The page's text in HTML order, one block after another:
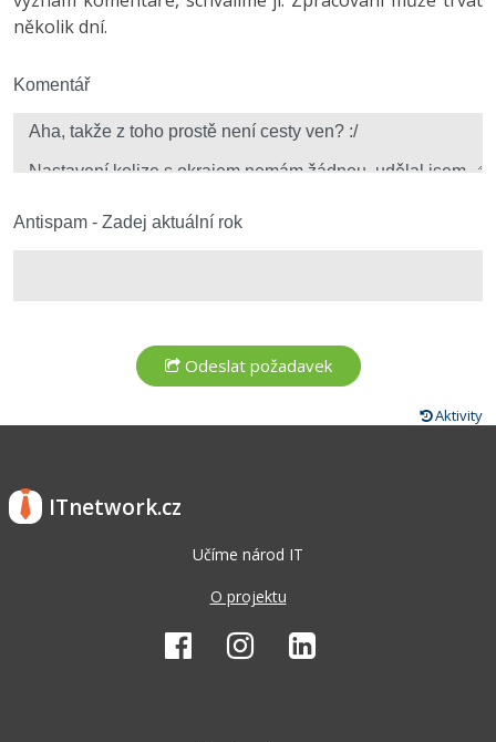
Fórum
Kybernetická bezpečnost
několik dní.
Komentář
Antispam - Zadej aktuální rok
Aktivity
ITnetwork.cz
Učíme národ IT
O projektu